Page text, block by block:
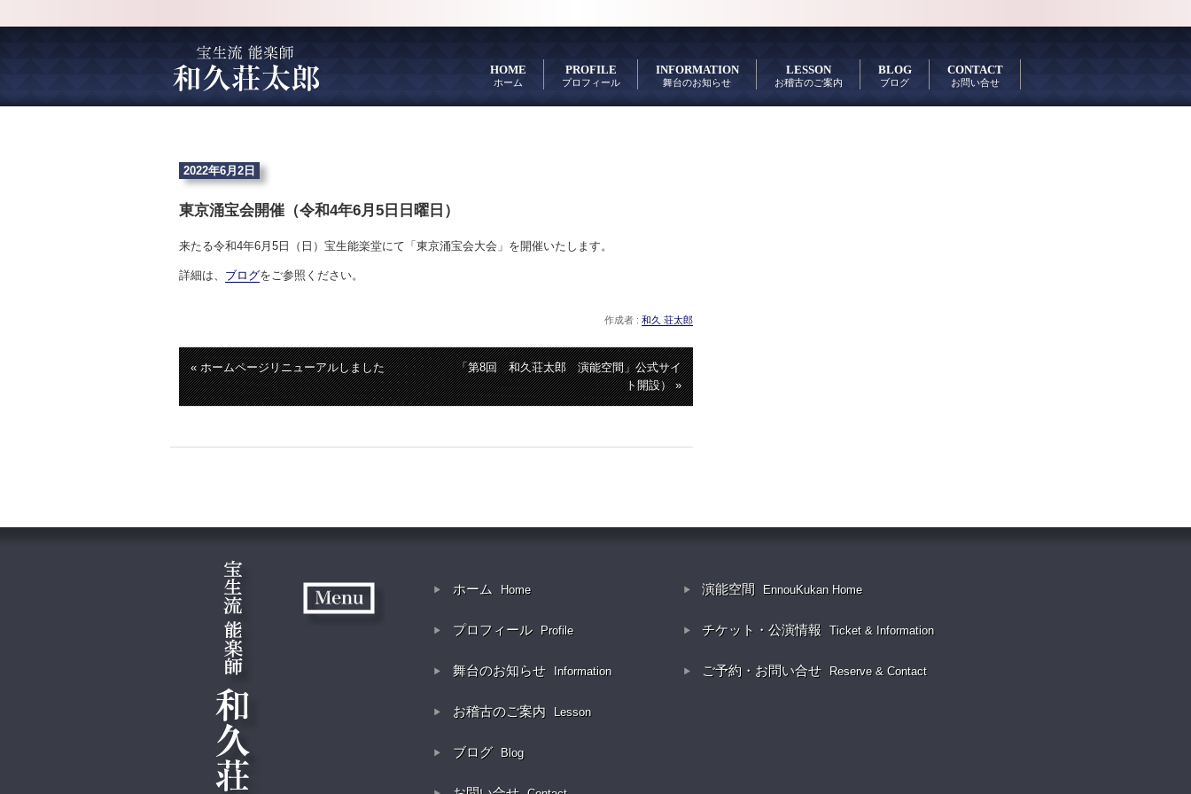
HOME
ホーム
PROFILE
プロフィール
INFORMATION
舞台のお知らせ
LESSON
お稽古のご案内
BLOG
ブログ
CONTACT
お問い合せ
2022年6月2日
東京涌宝会開催（令和4年6月5日日曜日）
来たる令和4年6月5日（日）宝生能楽堂にて「東京涌宝会大会」を開催いたします。
詳細は、 ブログをご参照ください。
作成者 : 和久 荘太郎
« ホームページリニューアルしました
「第8回 和久荘太郎 演能空間」公式サイ
ト開設） »
ホーム Home
プロフィール Profile
舞台のお知らせ Information
お稽古のご案内 Lesson
ブログ Blog
演能空間 EnnouKukan Home
チケット・公演情報 Ticket & Information
ご予約・お問い合せ Reserve & Contact